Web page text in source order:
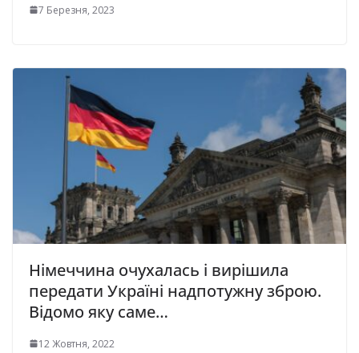
7 Березня, 2023
Німеччина очухалась і вирішила
передати Україні надпотужну зброю.
Відомо яку саме…
12 Жовтня, 2022